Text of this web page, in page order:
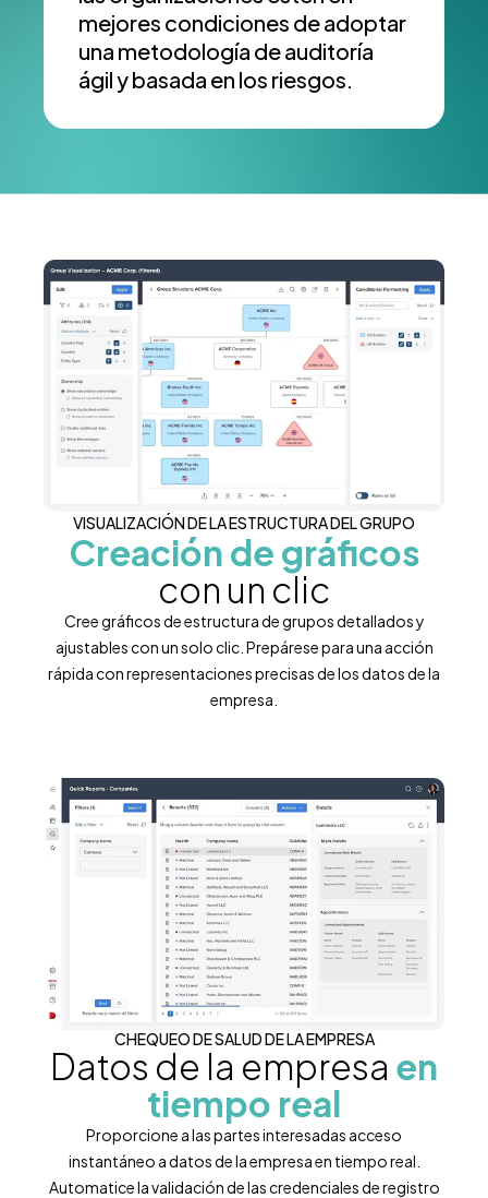
mejores condiciones de adoptar
una metodología de auditoría
ágil y basada en los riesgos.
VISUALIZACIÓN DE LA ESTRUCTURA DEL GRUPO
Creación de gráficos
con un clic
Cree gráficos de estructura de grupos detallados y
ajustables con un solo clic. Prepárese para una acción
rápida con representaciones precisas de los datos de la
empresa.
CHEQUEO DE SALUD DE LA EMPRESA
Datos de la empresa en
tiempo real
Proporcione a las partes interesadas acceso
instantáneo a datos de la empresa en tiempo real.
Automatice la validación de las credenciales de registro